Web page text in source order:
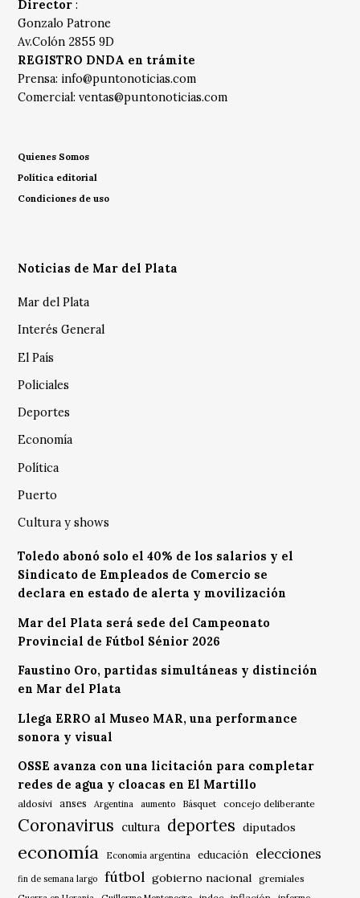
Director :
Gonzalo Patrone
Av.Colón 2855 9D
REGISTRO DNDA en trámite
Prensa: info@puntonoticias.com
Comercial:ventas@puntonoticias.com
Quienes Somos
Política editorial
Condiciones de uso
Noticias de Mar del Plata
Mar del Plata
Interés General
El País
Policiales
Deportes
Economía
Política
Puerto
Cultura y shows
Toledo abonó solo el 40% de los salarios y el
Sindicato de Empleados de Comercio se
declara en estado de alerta y movilización
Mar del Plata será sede del Campeonato
Provincial de Fútbol Sénior 2026
Faustino Oro, partidas simultáneas y distinción
en Mar del Plata
Llega ERRO al Museo MAR, una performance
sonora y visual
OSSE avanza con una licitación para completar
redes de agua y cloacas en El Martillo
aldosivi anses Argentina aumento Básquet concejo deliberante
Coronavirus cultura deportes diputados
economía Economía argentina educación elecciones
fin de semana largo fútbol gobierno nacional gremiales